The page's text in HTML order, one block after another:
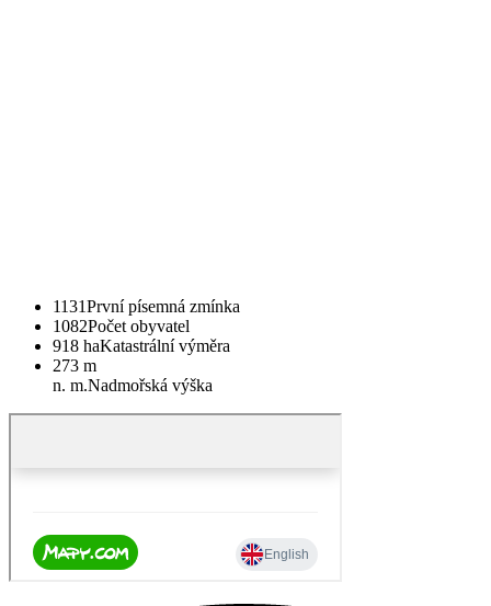
1131První písemná zmínka
1082Počet obyvatel
918 haKatastrální výměra
273 m
n. m.Nadmořská výška